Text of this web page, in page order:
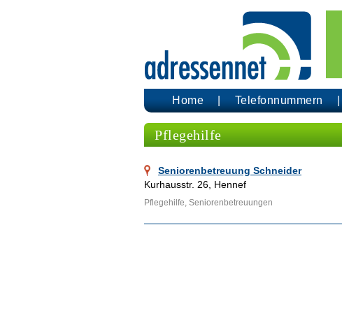
Home Telefonnummern
Pflegehilfe
Seniorenbetreuung Schneider
Kurhausstr. 26, Hennef
Pflegehilfe, Seniorenbetreuungen